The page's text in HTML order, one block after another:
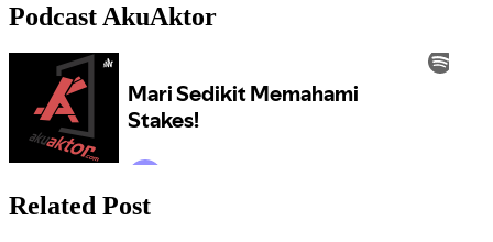
Podcast AkuAktor
Related Post